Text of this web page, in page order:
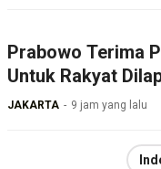
Prabowo Terima
Untuk Rakyat
JAKARTA 9 jam yang lalu